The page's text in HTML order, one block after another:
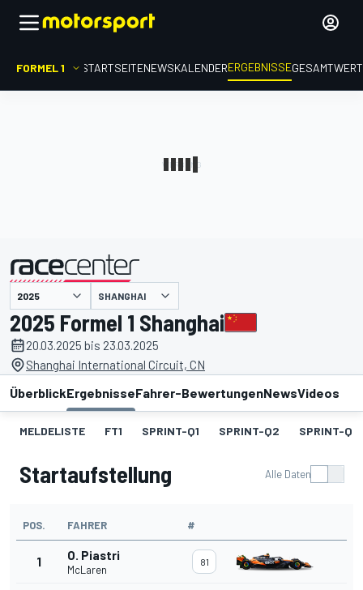
FORMEL 1 STARTSEITENEWSKALENDERERGEBNISSE
SHANGHAI
2025 Formel 1 Shanghai
20.03.2025 bis 23.03.2025
Shanghai International Circuit, CN
ÜberblickErgebnisseFahrer-BewertungenNewsVideos
MELDELISTE FT1 SPRINT-Q1 SPRINT-Q2 SPRINT-Q3
Startaufstellung Alle Daten
POS. FAHRER #
1 O. Piastri
McLaren
81